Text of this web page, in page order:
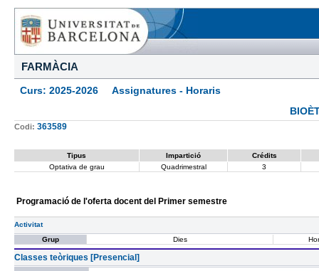
FARMÀCIA
Curs: 2025-2026 Assignatures - Horaris
Codi: 363589
Tipus Impartició
Crédits
Optativa de grau
Quadrimestral 3
Programació de l'oferta docent del Primer semestre
Activitat
Grup
Dies
Classes teòriques [Presencial]